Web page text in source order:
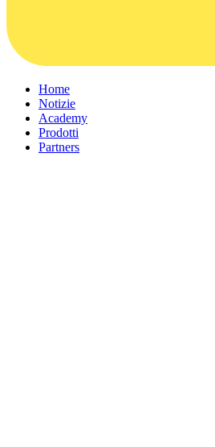
Home
Notizie
Academy
Prodotti
Partners